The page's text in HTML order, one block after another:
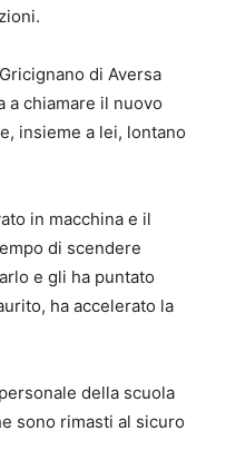
di Aversa
a chiamare il nuovo
insieme a lei, lontano
in macchina e il
di scendere
e gli ha puntato
ha accelerato la
della scuola
sono rimasti al sicuro